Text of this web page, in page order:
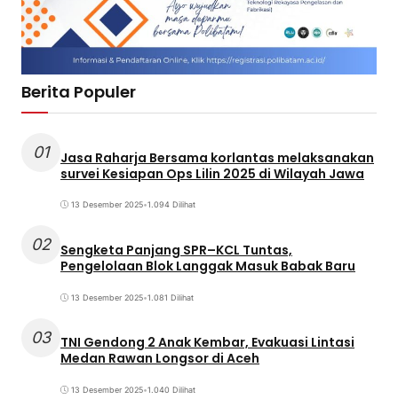
Berita Populer
01
Jasa Raharja Bersama korlantas melaksanakan
survei Kesiapan Ops Lilin 2025 di Wilayah Jawa
13 Desember 2025•1.094 Dilihat
02 Sengketa Panjang SPR–KCL Tuntas,
Pengelolaan Blok Langgak Masuk Babak Baru
13 Desember 2025•1.081 Dilihat
03 TNI Gendong 2 Anak Kembar, Evakuasi Lintasi
Medan Rawan Longsor di Aceh
13 Desember 2025•1.040 Dilihat